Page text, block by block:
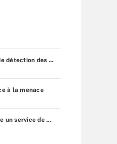
détection des ...
à la menace
un service de ...